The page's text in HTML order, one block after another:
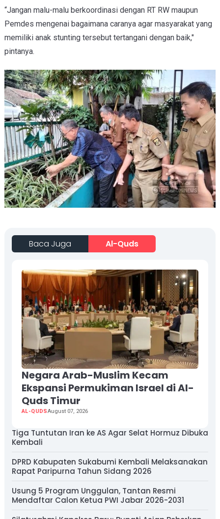
“Jangan malu-malu berkoordinasi dengan RT RW maupun
Pemdes mengenai bagaimana caranya agar masyarakat yang
memiliki anak stunting tersebut tertangani dengan baik,"
pintanya.
Baca Juga Al-Quds
Negara Arab-Muslim Kecam
Ekspansi Permukiman Israel di Al-
Quds Timur
AL-QUDSAugust 07, 2026
Tiga Tuntutan Iran ke AS Agar Selat Hormuz Dibuka
Kembali
DPRD Kabupaten Sukabumi Kembali Melaksanakan
Rapat Paripurna Tahun Sidang 2026
Usung 5 Program Unggulan, Tantan Resmi
Mendaftar Calon Ketua PWI Jabar 2026-2031